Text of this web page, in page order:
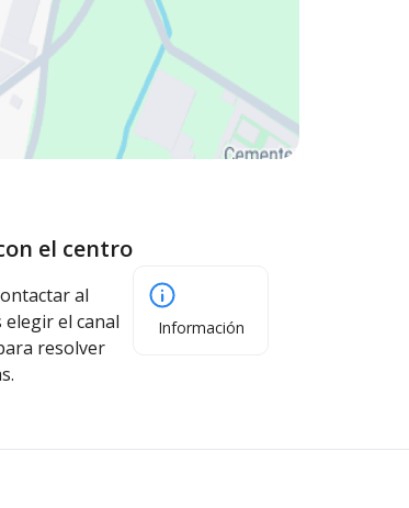
el centro
al
elegir el canal
resolver
Información